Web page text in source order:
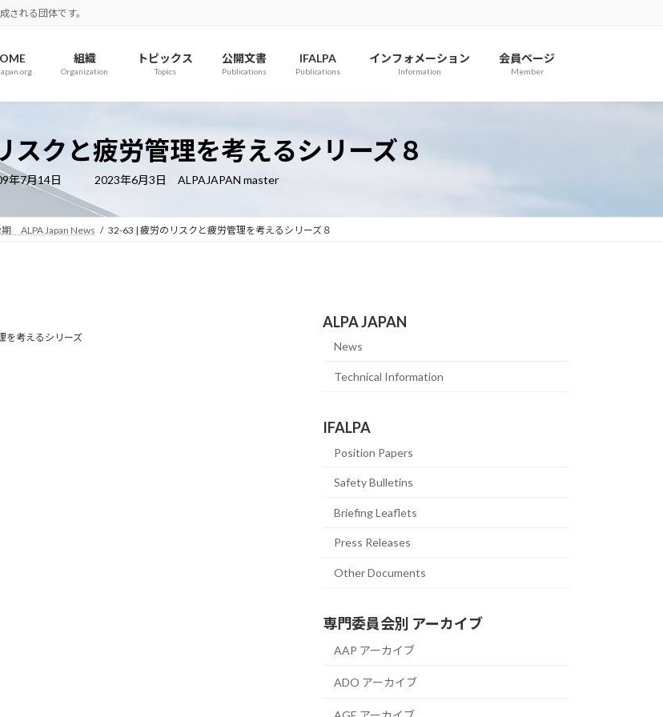
される団体です。
組織
Organization
トピックス
Topics
公開文書
Publications
IFALPA
Publications
インフォメーション
Information
会員ページ
Member
スクと疲労管理を考えるシリーズ８
年7月14日
最
新
日
時
2023年6月3日 ALPAJAPAN master
ALPA Japan News 32-63 | 疲労のリスクと疲労管理を考えるシリーズ８
を考えるシリーズ
ALPA JAPAN
News
Technical Information
IFALPA
Position Papers
Safety Bulletins
Briefing Leaflets
Press Releases
Other Documents
専門委員会別 アーカイブ
AAP アーカイブ
ADO アーカイブ